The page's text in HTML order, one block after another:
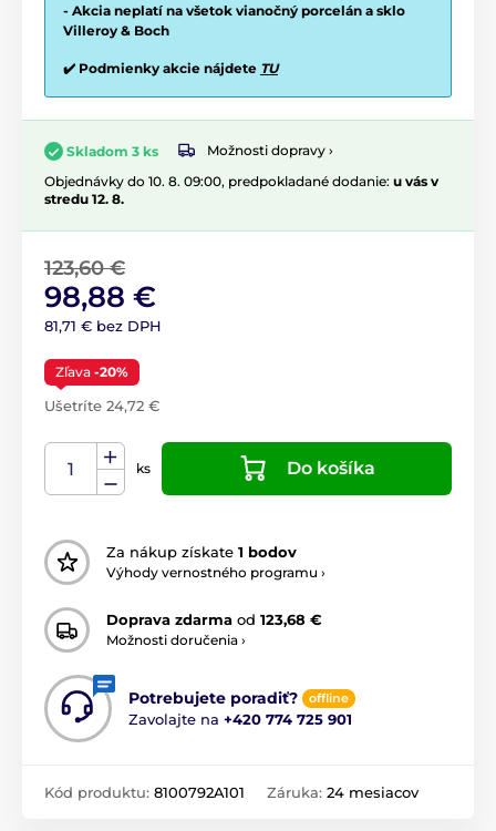
- Akcia neplatí na všetok vianočný porcelán a sklo
Villeroy & Boch
✔️ Podmienky akcie nájdete TU
Skladom 3 ks
Možnosti dopravy ›
Objednávky do 10. 8. 09:00, predpokladané dodanie: u vás v
stredu 12. 8.
123,60 €
98,88 €
81,71 € bez DPH
Zľava -20%
Ušetríte 24,72 €
ks Do košíka
Za nákup získate 1 bodov
Výhody vernostného programu ›
Doprava zdarma od 123,68 €
Možnosti doručenia ›
Potrebujete poradiť? offline
Zavolajte na +420 774 725 901
Kód produktu: 8100792A101 Záruka: 24 mesiacov